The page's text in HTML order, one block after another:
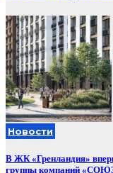
Новости
В ЖК «Гренландия»
группы компаний